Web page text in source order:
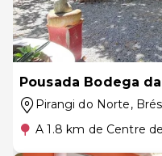
Pousada Bodega
Pirangi do Norte,
A 1.8 km de Centre